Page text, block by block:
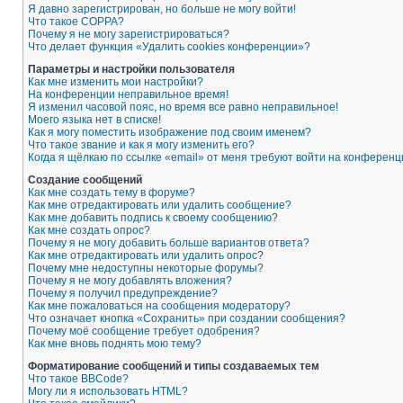
Я давно зарегистрирован, но больше не могу войти!
Что такое COPPA?
Почему я не могу зарегистрироваться?
Что делает функция «Удалить cookies конференции»?
Параметры и настройки пользователя
Как мне изменить мои настройки?
На конференции неправильное время!
Я изменил часовой пояс, но время все равно неправильное!
Моего языка нет в списке!
Как я могу поместить изображение под своим именем?
Что такое звание и как я могу изменить его?
Когда я щёлкаю по ссылке «email» от меня требуют войти на
Создание сообщений
Как мне создать тему в форуме?
Как мне отредактировать или удалить сообщение?
Как мне добавить подпись к своему сообщению?
Как мне создать опрос?
Почему я не могу добавить больше вариантов ответа?
Как мне отредактировать или удалить опрос?
Почему мне недоступны некоторые форумы?
Почему я не могу добавлять вложения?
Почему я получил предупреждение?
Как мне пожаловаться на сообщения модератору?
Что означает кнопка «Сохранить» при создании сообщения?
Почему моё сообщение требует одобрения?
Как мне вновь поднять мою тему?
Форматирование сообщений и типы создаваемых тем
Что такое BBCode?
Могу ли я использовать HTML?